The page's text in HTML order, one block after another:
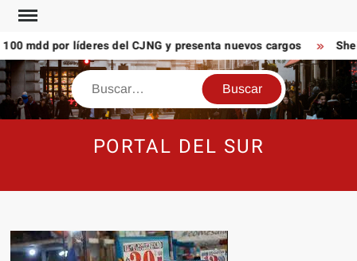
Saltar
contenido
mdd por líderes del CJNG y presenta nuevos cargos
Buscar
PORTAL DEL SUR